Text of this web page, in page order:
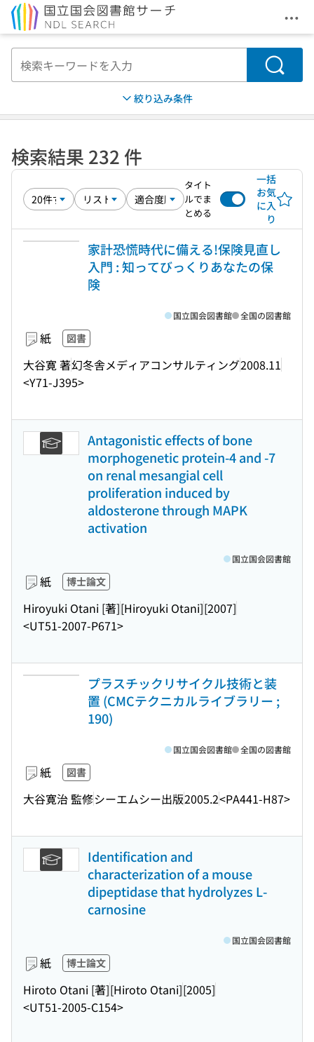
メ
検索
絞り込み条件
検索結果 232 件
タイト
ルでま
とめる
一括
お気
に入
り
家計恐慌時代に備える!保険見直し
入門 : 知ってびっくりあなたの保
険
紙 図書
大谷寛 著幻冬舎メディアコンサルティング2008.11
<Y71-J395>
国立国会図書館 全国の図書館
Antagonistic effects of bone
morphogenetic protein-4 and -7
on renal mesangial cell
proliferation induced by
aldosterone through MAPK
activation
紙 博士論文
Hiroyuki Otani [著][Hiroyuki Otani][2007]
<UT51-2007-P671>
国立国会図書館
プラスチックリサイクル技術と装
置 (CMCテクニカルライブラリー ;
190)
紙 図書
大谷寛治 監修シーエムシー出版2005.2<PA441-H87>
国立国会図書館 全国の図書館
Identification and
characterization of a mouse
dipeptidase that hydrolyzes L-
carnosine
紙 博士論文
Hiroto Otani [著][Hiroto Otani][2005]
<UT51-2005-C154>
国立国会図書館